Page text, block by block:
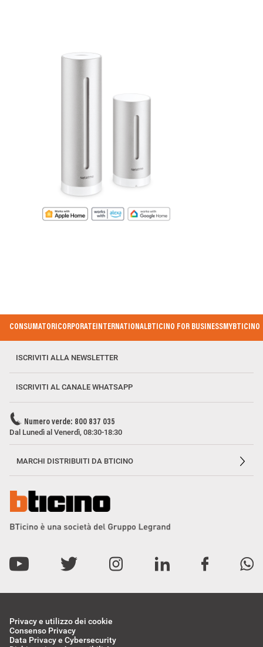
Footer
CONSUMATORI CORPORATE INTERNATIONALBTICINO FOR BUSINESSMYBTICINO
ISCRIVITI ALLA NEWSLETTER
ISCRIVITI AL CANALE WHATSAPP
Numero verde: 800 837 035
Dal Lunedì al Venerdì, 08:30-18:30
MARCHI DISTRIBUITI DA BTICINO
Privacy e utilizzo dei cookie
Consenso Privacy
Data Privacy e Cybersecurity